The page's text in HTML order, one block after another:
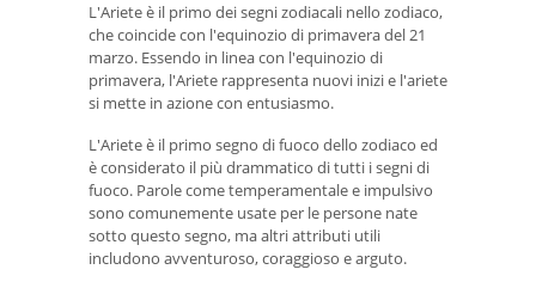
L'Ariete è il primo dei segni zodiacali nello zodiaco,
che coincide con l'equinozio di primavera del 21
marzo. Essendo in linea con l'equinozio di
primavera, l'Ariete rappresenta nuovi inizi e l'ariete
si mette in azione con entusiasmo.
L'Ariete è il primo segno di fuoco dello zodiaco ed
è considerato il più drammatico di tutti i segni di
fuoco. Parole come temperamentale e impulsivo
sono comunemente usate per le persone nate
sotto questo segno, ma altri attributi utili
includono avventuroso, coraggioso e arguto.